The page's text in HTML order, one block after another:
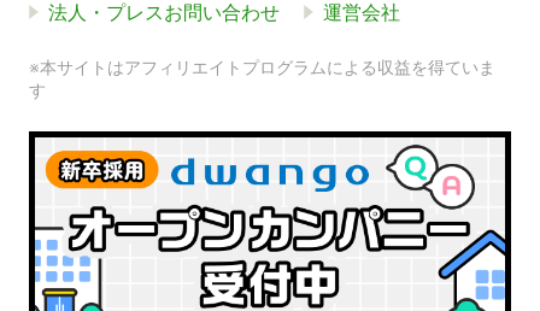
法人・プレスお問い合わせ 運営会社
※本サイトはアフィリエイトプログラムによる収益を得ていま
す